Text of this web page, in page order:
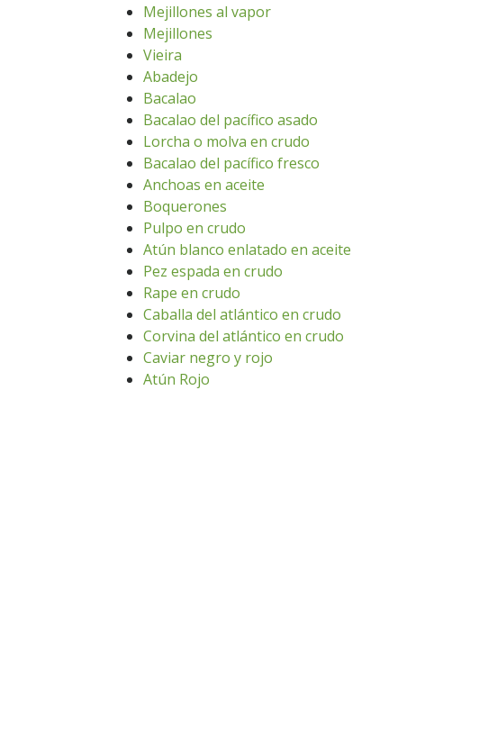
Mejillones al vapor
Mejillones
Vieira
Abadejo
Bacalao
Bacalao del pacífico asado
Lorcha o molva en crudo
Bacalao del pacífico fresco
Anchoas en aceite
Boquerones
Pulpo en crudo
Atún blanco enlatado en aceite
Pez espada en crudo
Rape en crudo
Caballa del atlántico en crudo
Corvina del atlántico en crudo
Caviar negro y rojo
Atún Rojo